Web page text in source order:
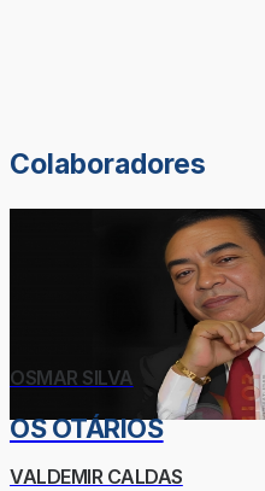
Colaboradores
OSMAR SILVA
OS OTÁRIOS
VALDEMIR CALDAS